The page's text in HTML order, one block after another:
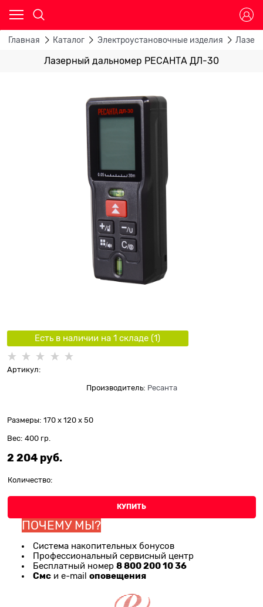
Главная Каталог Электроустановочные изделия
Лазерный дальномер РЕСАНТА ДЛ-30
Есть в наличии на 1 складe (1)
Артикул:
Производитель: Ресанта
Размеры: 170 x 120 x 50
Вес: 400 гр.
2 204 руб.
Количество:
КУПИТЬ
ПОЧЕМУ МЫ?
Система накопительных бонусов
Профессиональный сервисный центр
Бесплатный номер 8 800 200 10 36
Смс и e-mail оповещения